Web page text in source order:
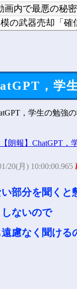
画内で最悪の秘
の武器売却「
や前から謎に思
，学
20(月) 10:00:00.965
部分を聞く
ないので
慮なく聞け